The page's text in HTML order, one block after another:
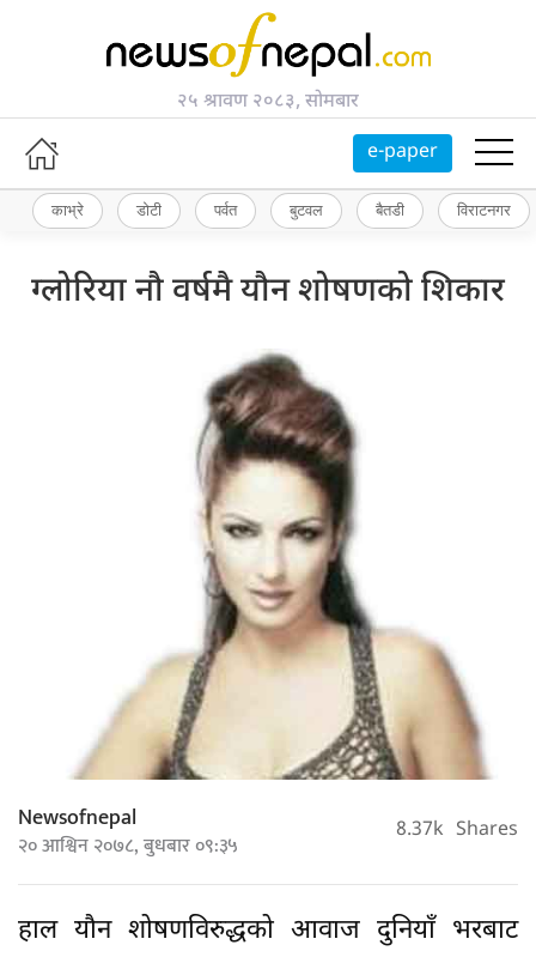
२५ श्रावण २०८३, सोमबार
e-paper
काभ्रे डोटी पर्वत बुटवल बैतडी विराटनगर
ग्लोरिया नौ वर्षमै यौन शोषणको शिकार
Newsofnepal
२० आश्विन २०७८, बुधबार ०९:३५ 8.37k Shares
हाल यौन शोषणविरुद्धको आवाज दुनियाँ भरबाट